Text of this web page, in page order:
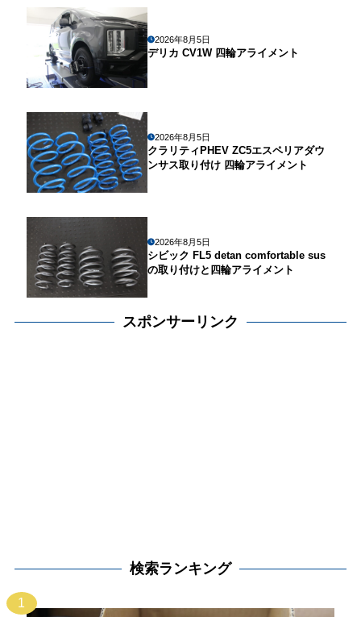
2026年8月5日
デリカ CV1W 四輪アライメント
2026年8月5日
クラリティPHEV ZC5エスペリアダウ
ンサス取り付け 四輪アライメント
2026年8月5日
シビック FL5 detan comfortable sus
の取り付けと四輪アライメント
スポンサーリンク
検索ランキング
1